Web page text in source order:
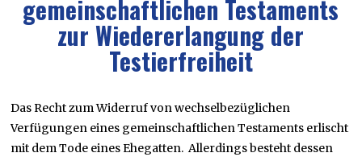
gemeinschaftlichen Testaments
zur Wiedererlangung der
Testierfreiheit
Das Recht zum Widerruf von wechselbezüglichen
Verfügungen eines gemeinschaftlichen Testaments erlischt
mit dem Tode eines Ehegatten. Allerdings besteht dessen